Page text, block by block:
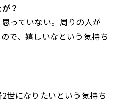
？
っていない。周りの人が
で、嬉しいなという気持ち
世になりたいという気持ち